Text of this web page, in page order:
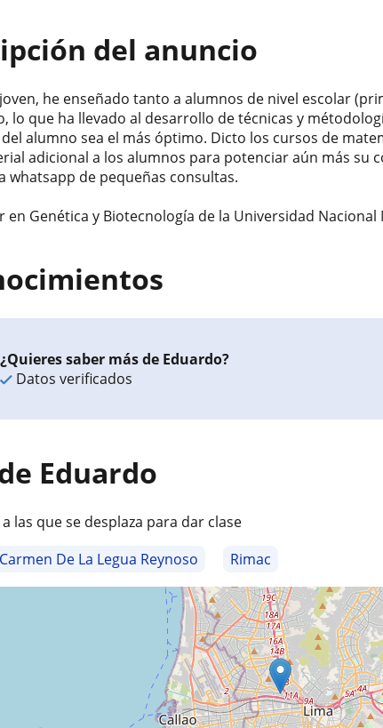
del anuncio
he enseñado tanto a alumnos de nivel escolar
lo que ha llevado al desarrollo de técnicas y
alumno sea el más óptimo. Dicto los cursos de
adicional a los alumnos para potenciar aún más su
whatsapp de pequeñas consultas.
en Genética y Biotecnología de la Universidad Nacional
¿Quieres saber más de Eduardo?
Datos verificados
Eduardo
las que se desplaza para dar clase
Carmen De La Legua Reynoso Rimac